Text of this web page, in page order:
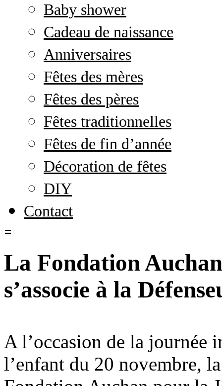
Baby shower
Cadeau de naissance
Anniversaires
Fêtes des mères
Fêtes des pères
Fêtes traditionnelles
Fêtes de fin d’année
Décoration de fêtes
DIY
Contact
La Fondation
s’associe à la
A l’occasion de la journée
l’enfant du 20 novembre,